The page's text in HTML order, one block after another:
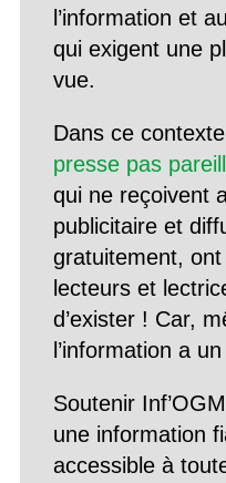
l’information et
qui exigent une
vue.
Dans ce
presse pas
qui ne reçoivent
publicitaire et
gratuitement,
lecteurs et
d’exister ! Car,
l’information a
Soutenir
une information
accessible à